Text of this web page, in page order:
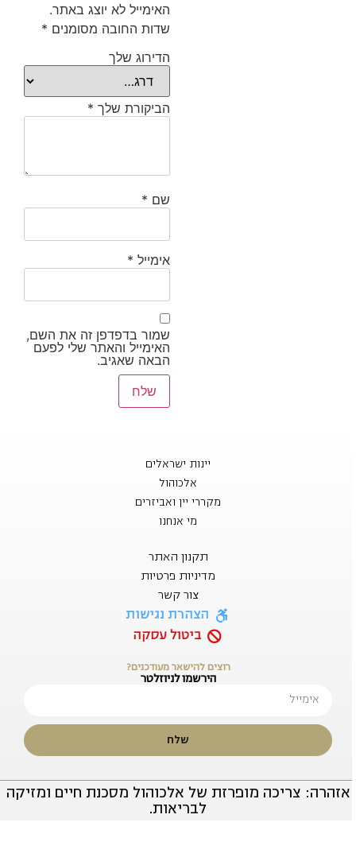
האימייל לא יוצג באתר.
שדות החובה מסומנים *
הדירוג שלך
הביקורת שלך *
שם *
אימייל *
שמור בדפדפן זה את השם,
האימייל והאתר שלי לפעם
הבאה שאגיב.
יינות ישראלים
אלכוהול
מקררי יין ואביזרים
מי אנחנו
תקנון האתר
מדיניות פרטיות
צור קשר
הצהרת נגישות
ביטול עסקה
רוצים להישאר מעודכנים?
הירשמו לניוזלטר
שלח
אזהרה: צריכה מופרזת של אלכוהול מסכנת חיים ומזיקה
לבריאות.